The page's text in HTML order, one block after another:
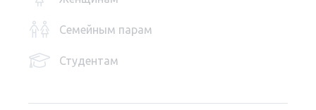
Семейным парам
Студентам